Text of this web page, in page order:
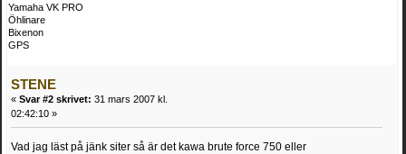
Yamaha VK PRO
Öhlinare
Bixenon
GPS
STENE
« Svar #2 skrivet: 31 mars 2007 kl.
02:42:10 »
Vad jag läst på jänk siter så är det kawa brute force 750 eller